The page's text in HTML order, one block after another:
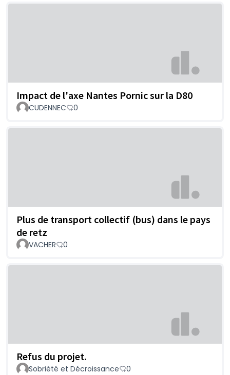
Impact de l'axe Nantes Pornic sur la D80
CUDENNEC 0
Plus de transport collectif (bus) dans le pays
de retz
VACHER 0
Refus du projet.
Sobriété et Décroissance 0